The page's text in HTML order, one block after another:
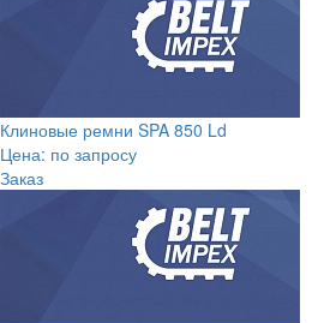
Клиновые ремни SPA 850 Ld
Цена: по запросу
Заказ